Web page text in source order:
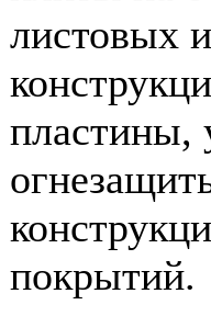
листовых
пластины,
покрытий.